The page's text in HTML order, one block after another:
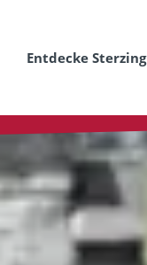
Entdecke Sterzing